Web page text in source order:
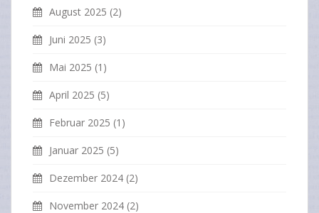
August 2025 (2)
Juni 2025 (3)
Mai 2025 (1)
April 2025 (5)
Februar 2025 (1)
Januar 2025 (5)
Dezember 2024 (2)
November 2024 (2)